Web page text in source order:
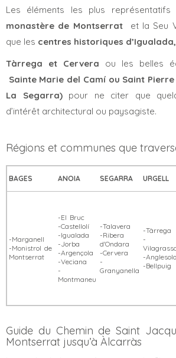
Les éléments les plus
monastère de Montserratet la Seu
que les centres historiques d’Igualada,
Tàrrega et Cervera ou les belles
Sainte Marie del Camí ou Saint
La Segarra) pour ne citer que
d’intérêt architectural ou paysagiste.
Régions et communes que
BAGES ANOIA SEGARRA URGELL
-Marganell
-Monistrol de
Montserrat
-El Bruc
-Castellolí
-Igualada
-Jorba
-Argençola
-Veciana
-
Montmaneu
-Talavera
-Ribera
d'Ondara
-Cervera
-
Granyanella
-Tàrrega
-
-Anglesola
-Bellpuig
Guide du Chemin de Saint
Montserrat jusqu’à Àlcarràs